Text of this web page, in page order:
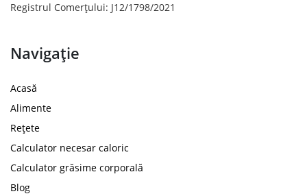
Registrul Comerțului: J12/1798/2021
Navigație
Acasă
Alimente
Rețete
Calculator necesar caloric
Calculator grăsime corporală
Blog